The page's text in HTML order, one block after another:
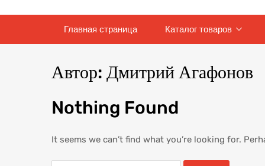
Главная страница Каталог товаров
Автор: Дмитрий Агафонов
Nothing Found
It seems we can’t find what you’re looking for.